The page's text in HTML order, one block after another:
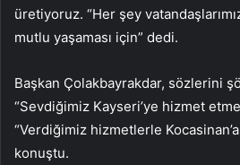
üretiyoruz. “Her şey
mutlu yaşaması için” dedi.
Başkan Çolakbayrakdar, sözlerini
“Sevdiğimiz Kayseri’ye hizmet
“Verdiğimiz hizmetlerle
konuştu.